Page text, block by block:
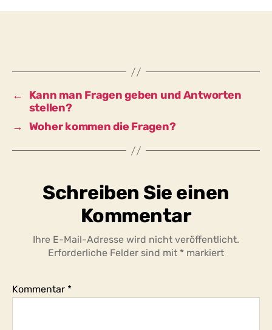
←
Kann man Fragen geben und Antworten
stellen?
→ Woher kommen die Fragen?
Schreiben Sie einen
Kommentar
Ihre E-Mail-Adresse wird nicht veröffentlicht.
Erforderliche Felder sind mit * markiert
Kommentar *